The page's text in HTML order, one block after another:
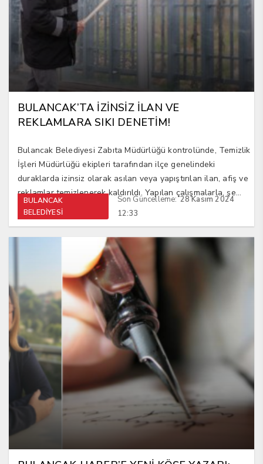
BULANCAK’TA İZİNSİZ İLAN VE
REKLAMLARA SIKI DENETİM!
Bulancak Belediyesi Zabıta Müdürlüğü kontrolünde, Temizlik
İşleri Müdürlüğü ekipleri tarafından ilçe genelindeki
duraklarda izinsiz olarak asılan veya yapıştırılan ilan, afiş ve
reklamlar temizlenerek kaldırıldı. Yapılan çalışmalarla, şe...
BULANCAK
BELEDİYESİ
Son Güncelleme: 28 Kasım 2024
12:33